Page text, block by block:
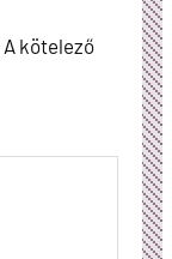
A kötelező